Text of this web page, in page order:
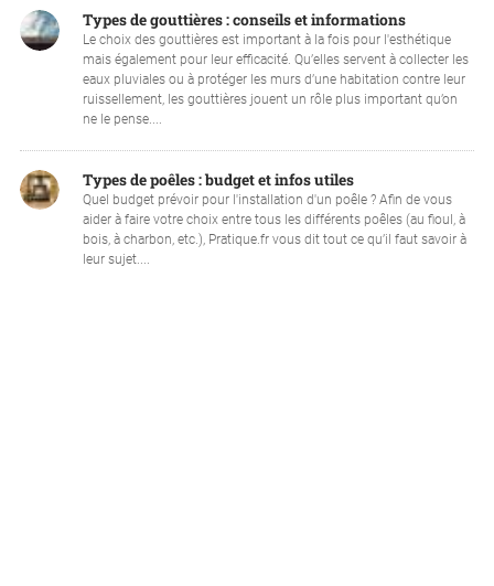
Types de gouttières : conseils et informations
Le choix des gouttières est important à la fois pour l'esthétique
mais également pour leur efficacité. Qu’elles servent à collecter les
eaux pluviales ou à protéger les murs d’une habitation contre leur
ruissellement, les gouttières jouent un rôle plus important qu’on
ne le pense....
Types de poêles : budget et infos utiles
Quel budget prévoir pour l'installation d'un poêle ? Afin de vous
aider à faire votre choix entre tous les différents poêles (au fioul, à
bois, à charbon, etc.), Pratique.fr vous dit tout ce qu’il faut savoir à
leur sujet....